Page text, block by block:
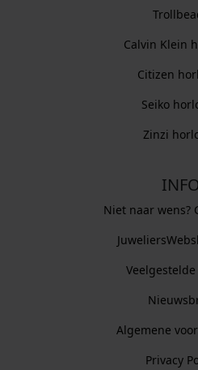
Calvin Klein
Citizen
Seiko
Zinzi
INFO
Niet naar wens?
Algemene
Privacy